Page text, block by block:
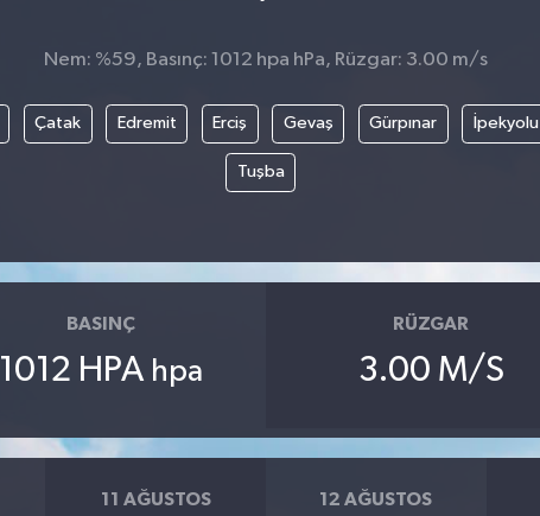
Nem: %59, Basınç: 1012 hpa hPa, Rüzgar: 3.00 m/s
Çatak Edremit Erciş Gevaş Gürpınar İpekyolu
Tuşba
BASINÇ
1012 HPA hpa
RÜZGAR
3.00 M/S
11 AĞUSTOS 12 AĞUSTOS